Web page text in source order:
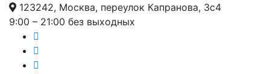
Перейти
123242, Москва, переулок Капранова, 3с4
9:00 – 21:00 без выходных